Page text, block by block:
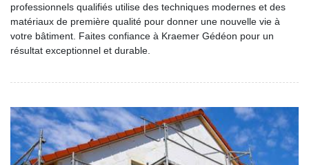
professionnels qualifiés utilise des techniques modernes et des
matériaux de première qualité pour donner une nouvelle vie à
votre bâtiment. Faites confiance à Kraemer Gédéon pour un
résultat exceptionnel et durable.